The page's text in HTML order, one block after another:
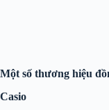
Một số thương hiệu
Casio